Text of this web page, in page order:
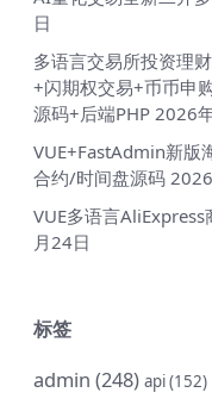
日
多语言交易所投资理
+闪期权交易+币币申
源码+后端PHP 2026
VUE+FastAdmin新版
合约/时间盘源码
VUE多语言
月24日
标签
admin (248) api(152)